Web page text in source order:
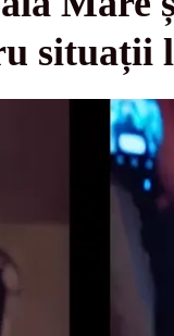
situații